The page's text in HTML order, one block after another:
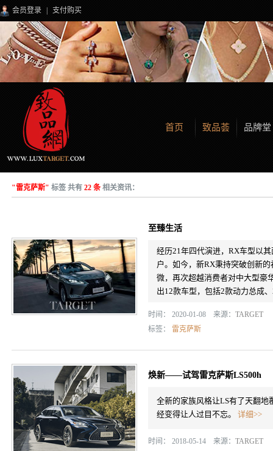
会员登录 支付购买
首页 致品荟 品牌堂
"雷克萨斯" 标签 共有 22 条相关资讯：
至臻生活
经历21年四代演进，RX车型以
户。如今，新RX秉持突破创新
微，再次超越消费者对中大型豪
出12款车型，包括2款动力总成
时间： 2020-01-08 来源： TARGET
标签： 雷克萨斯
焕新——试驾雷克萨斯LS500h
全新的家族风格让LS有了天翻
经变得让人过目不忘。 详细>>
时间： 2018-05-14 来源： TARGET